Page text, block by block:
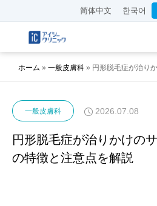
简体中文 한국어
ホーム » 一般皮膚科 » 円形脱毛症が治り
一般皮膚科 2026.07.08
円形脱毛症が治りかけの
の特徴と注意点を解説